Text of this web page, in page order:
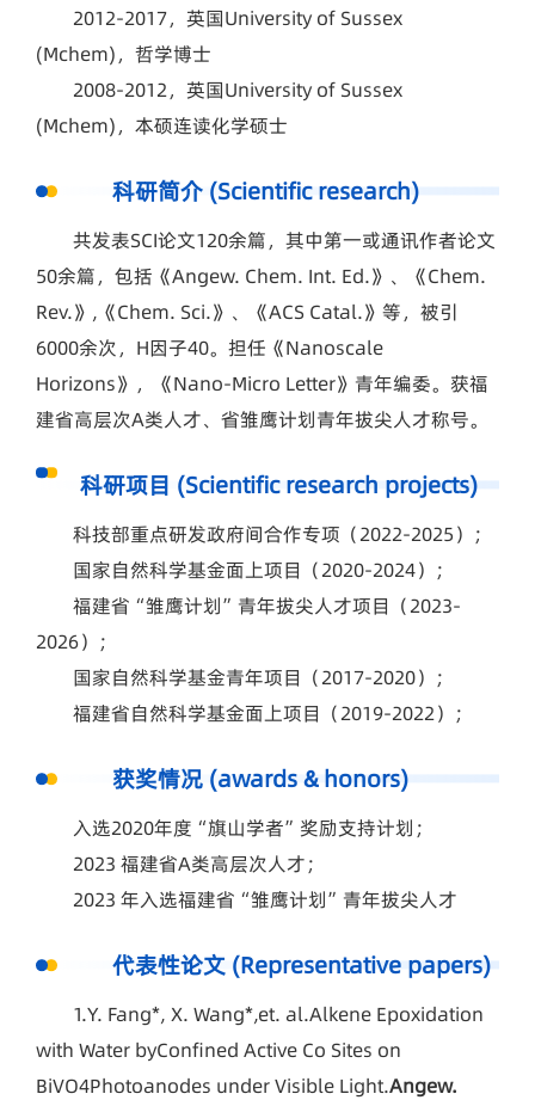
2012-2017，英国University of Sussex
(Mchem)，哲学博士
2008-2012，英国University of Sussex
(Mchem)，本硕连读化学硕士
科研简介 (Scientific research)
共发表SCI论文120余篇，其中第一或通讯作者论文
50余篇，包括《Angew. Chem. Int. Ed.》、《Chem.
Rev.》,《Chem. Sci.》、《ACS Catal.》等，被引
6000余次，H因子40。担任《Nanoscale
Horizons》，《Nano-Micro Letter》青年编委。获福
建省高层次A类人才、省雏鹰计划青年拔尖人才称号。
科研项目 (Scientific research projects)
科技部重点研发政府间合作专项（2022-2025）；
国家自然科学基金面上项目（2020-2024）；
福建省“雏鹰计划”青年拔尖人才项目（2023-
2026）；
国家自然科学基金青年项目（2017-2020）；
福建省自然科学基金面上项目（2019-2022）；
获奖情况 (awards & honors)
入选2020年度“旗山学者”奖励支持计划；
2023 福建省A类高层次人才；
2023 年入选福建省“雏鹰计划”青年拔尖人才
代表性论文 (Representative papers)
1.Y. Fang*, X. Wang*,et. al.Alkene Epoxidation
with Water byConfined Active Co Sites on
BiVO4Photoanodes under Visible Light.Angew.